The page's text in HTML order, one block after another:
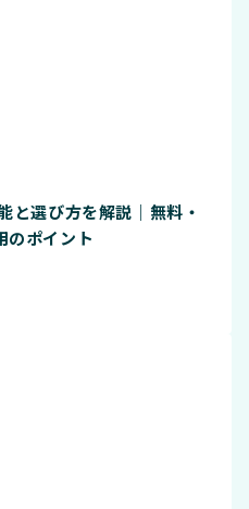
と選び方を解説｜無料・
のポイント